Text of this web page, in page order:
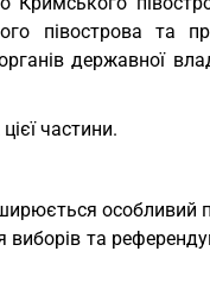
півострова та
державної
частини.
та